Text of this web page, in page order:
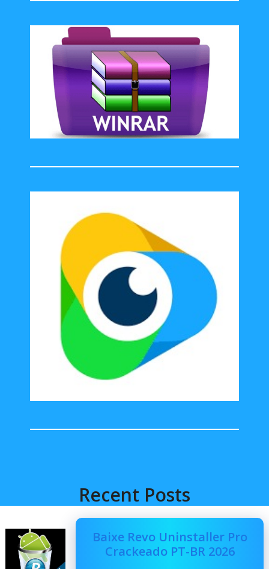
Recent Posts
Baixe Revo Uninstaller Pro
Crackeado PT-BR 2026